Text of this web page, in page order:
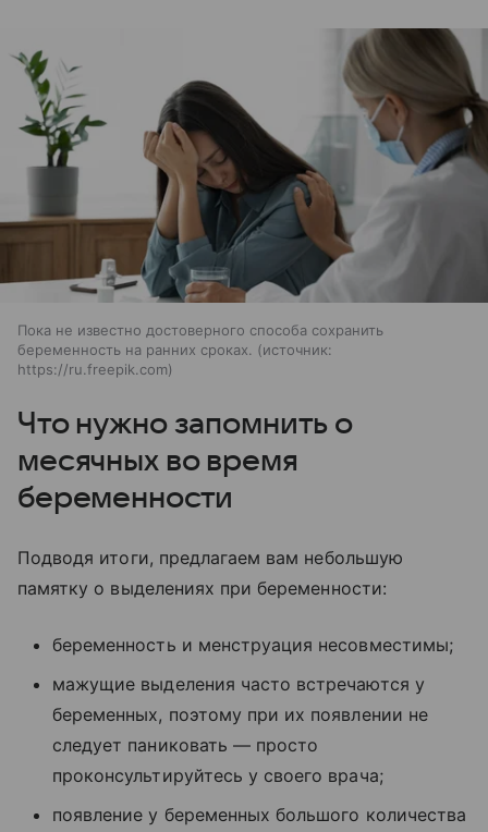
Пока не известно достоверного способа сохранить
беременность на ранних сроках.
источник:
https://ru.freepik.com
Что нужно запомнить о
месячных во время
беременности
Подводя итоги, предлагаем вам небольшую
памятку о выделениях при беременности:
беременность и менструация несовместимы;
мажущие выделения часто встречаются у
беременных, поэтому при их появлении не
следует паниковать — просто
проконсультируйтесь у своего врача;
появление у беременных большого количества